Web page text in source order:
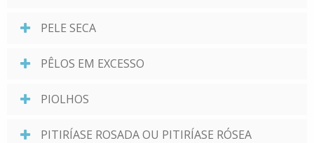
PELE SECA
PÊLOS EM EXCESSO
PIOLHOS
PITIRÍASE ROSADA OU PITIRÍASE RÓSEA